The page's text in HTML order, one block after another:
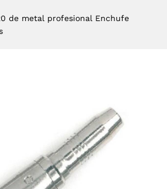
de metal profesional Enchufe